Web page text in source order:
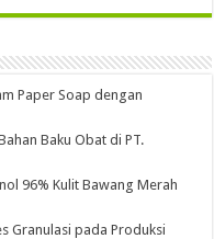
Paper Soap dengan
Baku Obat di PT.
96% Kulit Bawang Merah
Granulasi pada Produksi